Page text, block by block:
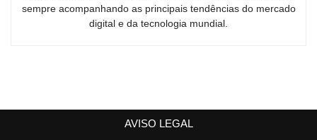
sempre acompanhando as principais tendências do mercado
digital e da tecnologia mundial.
AVISO LEGAL